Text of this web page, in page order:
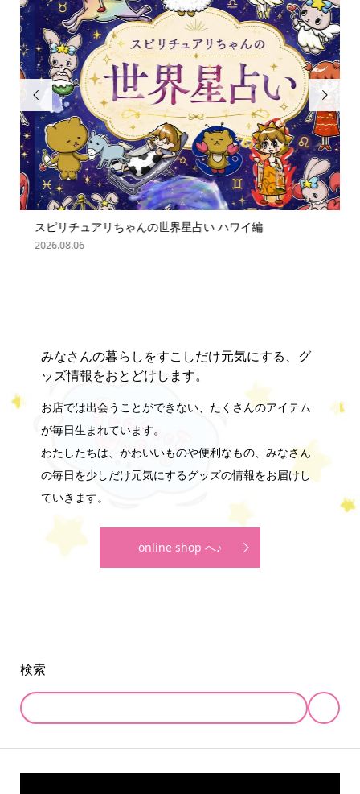

スピリチュアリちゃんの世界星占い ハワイ編
2026.08.06

みなさんの暮らしをすこしだけ元気にする、グ
ッズ情報をおとどけします。
お店では出会うことができない、たくさんのアイテム
が毎日生まれています。
わたしたちは、かわいいものや便利なもの、みなさん
の毎日を少しだけ元気にするグッズの情報をお届けし
ていきます。
online shop へ♪
検索